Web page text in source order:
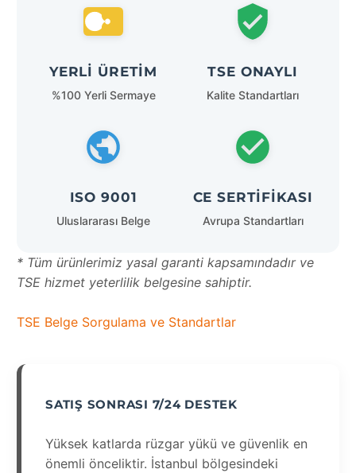
YERLI ÜRETIM
%100 Yerli Sermaye
TSE ONAYLI
Kalite Standartları
ISO 9001
Uluslararası Belge
CE SERTIFIKASI
Avrupa Standartları
* Tüm ürünlerimiz yasal garanti kapsamındadır ve
TSE hizmet yeterlilik belgesine sahiptir.
TSE Belge Sorgulama ve Standartlar
SATIŞ SONRASI 7/24 DESTEK
Yüksek katlarda rüzgar yükü ve güvenlik en
önemli önceliktir. İstanbul bölgesindeki